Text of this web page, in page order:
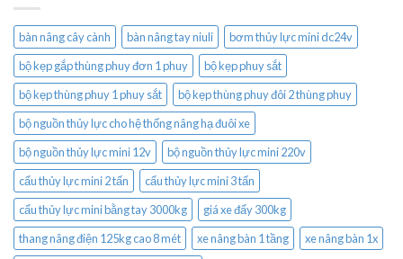
bàn nâng cây cành bàn nâng tay niuli
bơm thủy lực mini dc24v
bộ kẹp gắp thùng phuy đơn 1 phuy
bộ kẹp phuy sắt
bộ kẹp thùng phuy 1 phuy sắt
bộ kẹp thùng phuy đôi 2 thùng phuy
bộ nguồn thủy lực cho hệ thống nâng hạ đuôi xe
bộ nguồn thủy lực mini 12v
bộ nguồn thủy lực mini 220v
cẩu thủy lực mini 2 tấn
cẩu thủy lực mini 3 tấn
cẩu thủy lực mini bằng tay 3000kg
giá xe đẩy 300kg
thang nâng điện 125kg cao 8 mét
xe nâng bàn 1 tầng
xe nâng bàn 1x